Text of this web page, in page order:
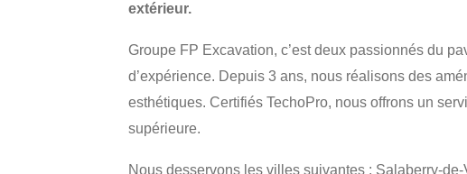
extérieur.
Groupe FP Excavation, c’est deux passionnés du
d’expérience. Depuis 3 ans, nous réalisons des
esthétiques. Certifiés TechoPro, nous offrons un
supérieure.
Nous desservons les villes suivantes : Salaberry-